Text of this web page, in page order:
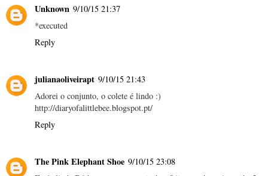
Unknown 9/10/15 21:37
*executed
Reply
julianaoliveirapt 9/10/15 21:43
Adorei o conjunto, o colete é lindo :)
http://diaryofalittlebee.blogspot.pt/
Reply
The Pink Elephant Shoe 9/10/15 23:08